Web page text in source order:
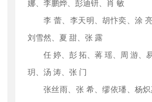
娜、李鹏烨、彭迪钘、肖 敏
李 蕾、李天明、胡忭奕、涂
刘雪然、夏 甜、张 露
任 婷、彭 拓、蒋 瑶、周 游、
玥、汤 涛、张 门
张丝雨、张 希、缪依璠、杨炽